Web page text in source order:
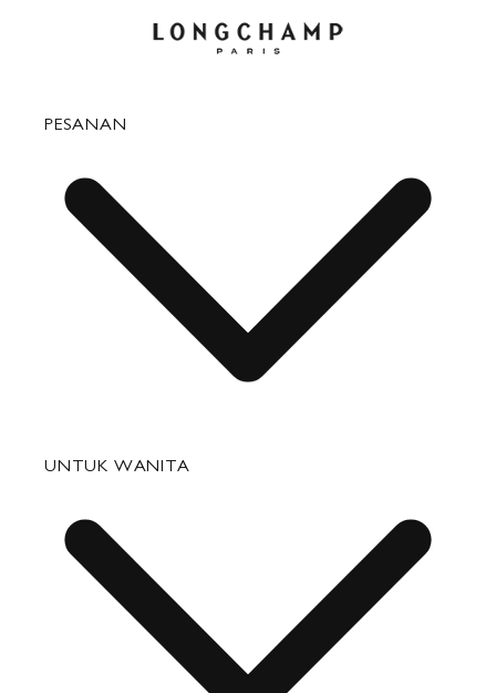
PESANAN
Pengiriman
Pengembalian & Penukaran
UNTUK WANITA